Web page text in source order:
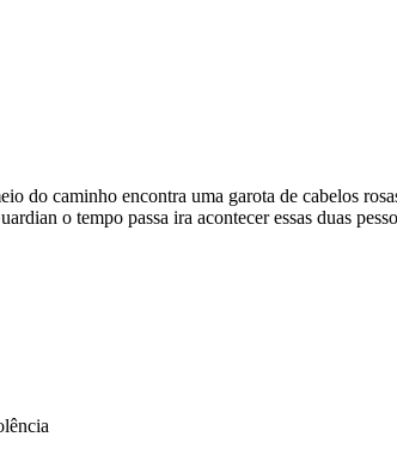
do caminho encontra uma garota de cabelos
o tempo passa ira acontecer essas duas